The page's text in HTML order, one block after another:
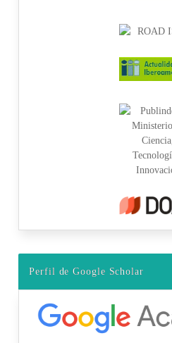
Perfil de Google Scholar